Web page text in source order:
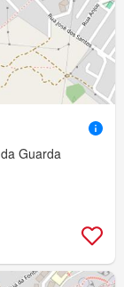
Guarda